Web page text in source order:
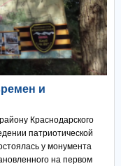
и
Краснодарского
патриотической
у монумента
на первом